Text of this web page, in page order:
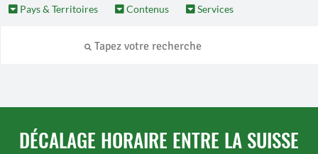
Pays & Territoires Contenus Services
DÉCALAGE HORAIRE ENTRE LA SUISSE